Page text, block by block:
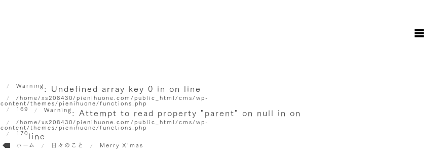
Warning : Undefined array key 0 in
/home/xs208430/pienihuone.com/public_html/cms/wp-
content/themes/pienihuone/functions.php
on line
169 Warning : Attempt to read property "parent" on null in
/home/xs208430/pienihuone.com/public_html/cms/wp-
content/themes/pienihuone/functions.php
on
line
170
ホーム 日々のこと Merry X’mas